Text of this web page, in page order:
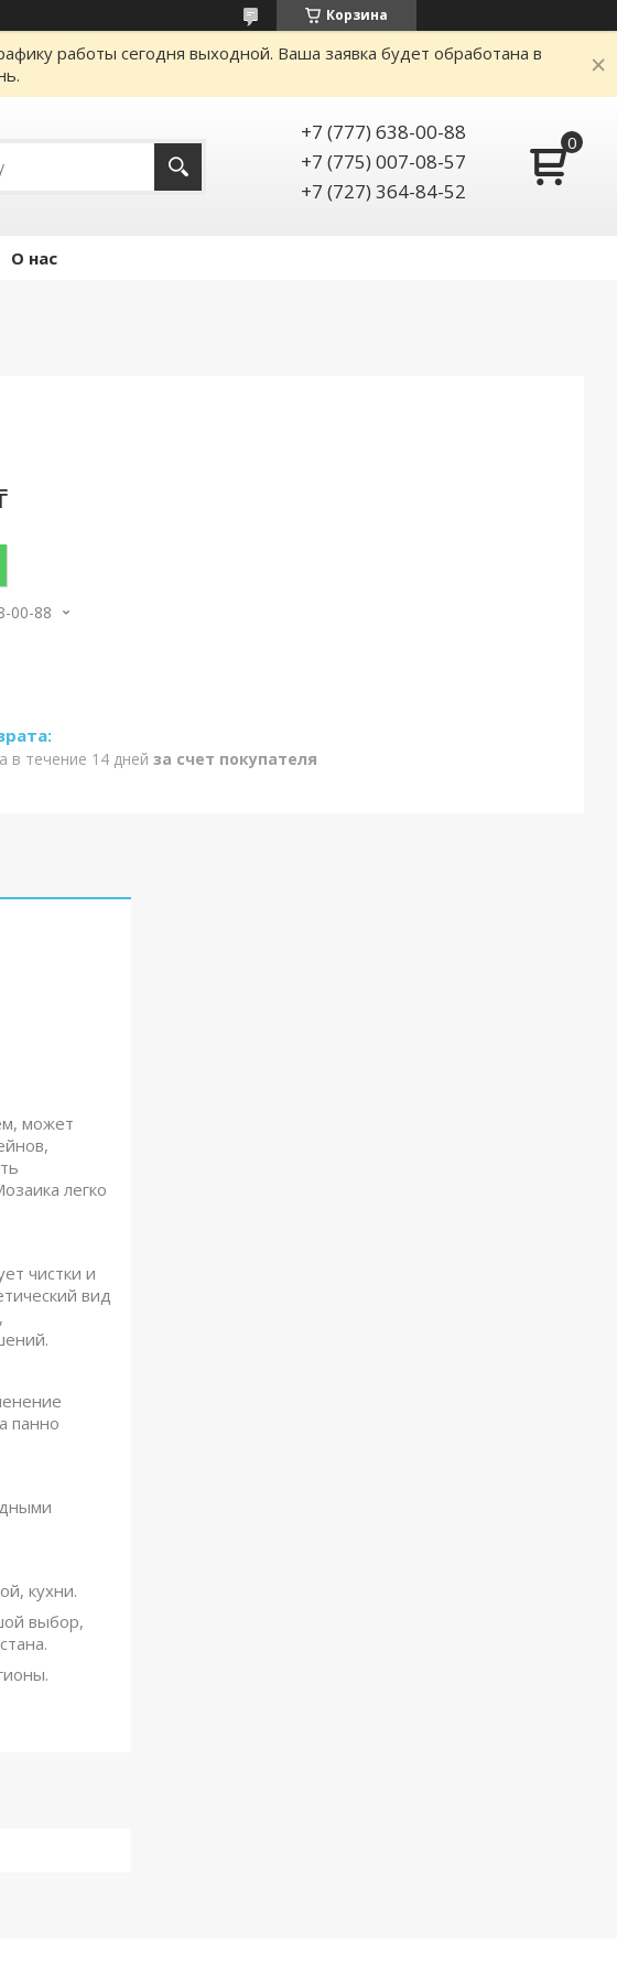
Корзина
работы сегодня выходной. Ваша заявка будет обработана в
+7 (777) 638-00-88
+7 (775) 007-08-57
+7 (727) 364-84-52
О нас
00-88
в течение 14 дней за счет покупателя
может
легко
чистки и
вид
панно
кухни.
выбор,